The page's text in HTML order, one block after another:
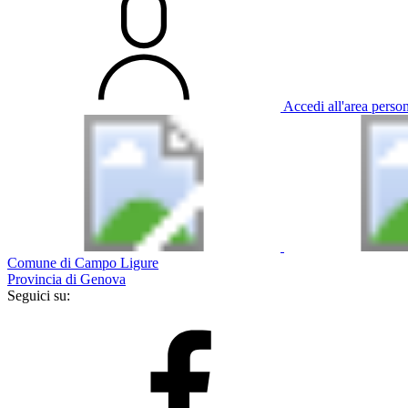
Accedi all'area
Comune di Campo Ligure
Provincia di Genova
Seguici su: